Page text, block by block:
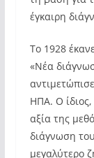
έγκαιρη
Το 1928
«Νέα
ΗΠΑ. Ο
αξία της
διάγνωση
μεγαλύτερο